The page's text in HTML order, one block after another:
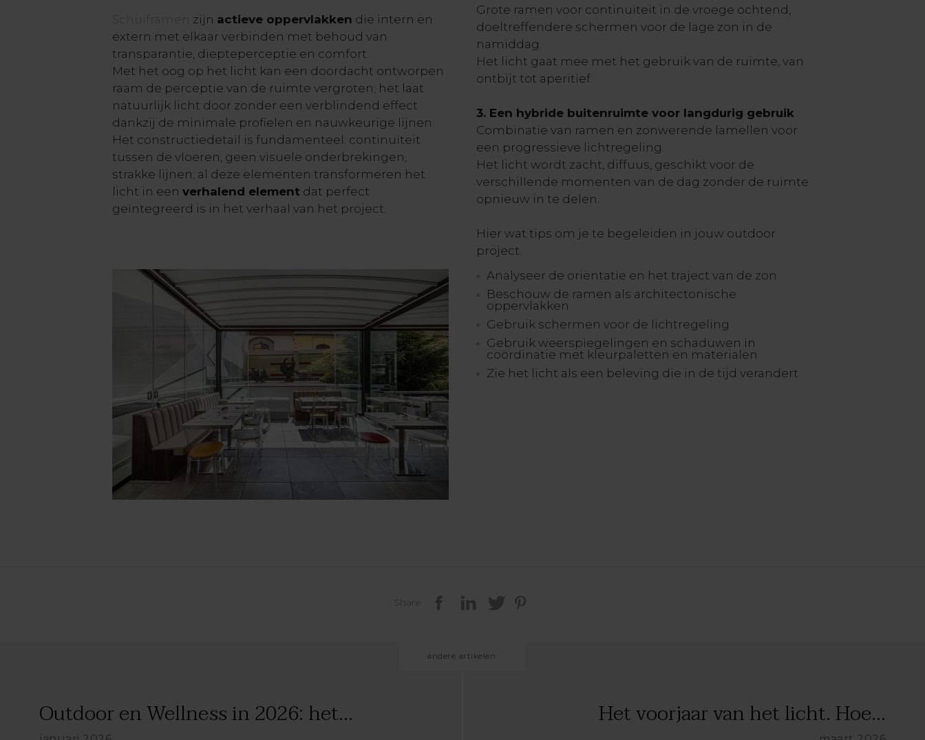
Schuiframen zijn actieve oppervlakken die intern en
extern met elkaar verbinden met behoud van
transparantie, diepteperceptie en comfort.
Met het oog op het licht kan een doordacht ontworpen
raam de perceptie van de ruimte vergroten; het laat
natuurlijk licht door zonder een verblindend effect
dankzij de minimale profielen en nauwkeurige lijnen.
Het constructiedetail is fundamenteel: continuïteit
tussen de vloeren, geen visuele onderbrekingen,
strakke lijnen; al deze elementen transformeren het
licht in een verhalend element dat perfect
geïntegreerd is in het verhaal van het project.
Grote ramen voor continuïteit in de vroege ochtend,
doeltreffendere schermen voor de lage zon in de
namiddag.
Het licht gaat mee met het gebruik van de ruimte, van
ontbijt tot aperitief.
3. Een hybride buitenruimte voor langdurig gebruik
Combinatie van ramen en zonwerende lamellen voor
een progressieve lichtregeling.
Het licht wordt zacht, diffuus, geschikt voor de
verschillende momenten van de dag zonder de ruimte
opnieuw in te delen.
Hier wat tips om je te begeleiden in jouw outdoor
project.
Analyseer de oriëntatie en het traject van de zon
Beschouw de ramen als architectonische
oppervlakken
Gebruik schermen voor de lichtregeling
Gebruik weerspiegelingen en schaduwen in
coördinatie met kleurpaletten en materialen
Zie het licht als een beleving die in de tijd verandert
Share
andere artikelen:
Outdoor en Wellness in 2026: het... Het voorjaar van het licht. Hoe...